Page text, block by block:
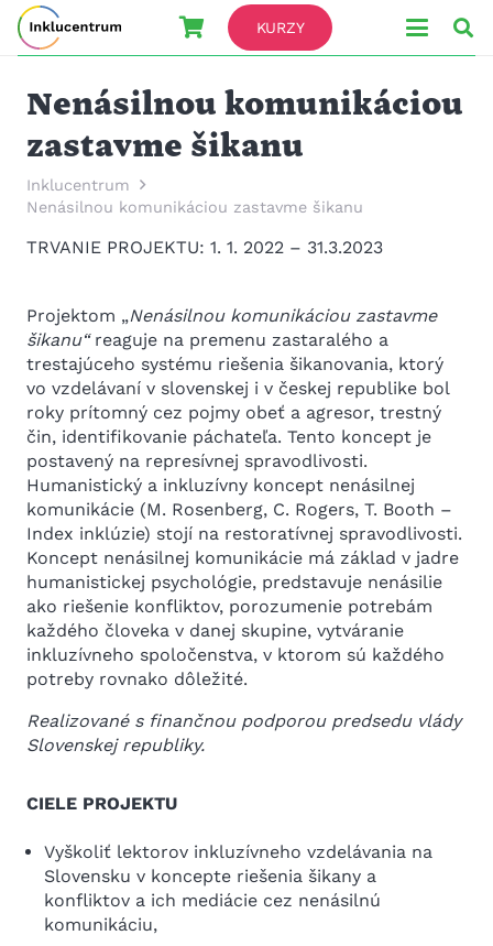
KURZY
Nenásilnou komunikáciou
zastavme šikanu
Inklucentrum
Nenásilnou komunikáciou zastavme šikanu
TRVANIE PROJEKTU: 1. 1. 2022 – 31.3.2023
Projektom „Nenásilnou komunikáciou zastavme
šikanu“ reaguje na premenu zastaralého a
trestajúceho systému riešenia šikanovania, ktorý
vo vzdelávaní v slovenskej i v českej republike bol
roky prítomný cez pojmy obeť a agresor, trestný
čin, identifikovanie páchateľa. Tento koncept je
postavený na represívnej spravodlivosti.
Humanistický a inkluzívny koncept nenásilnej
komunikácie (M. Rosenberg, C. Rogers, T. Booth –
Index inklúzie) stojí na restoratívnej spravodlivosti.
Koncept nenásilnej komunikácie má základ v jadre
humanistickej psychológie, predstavuje nenásilie
ako riešenie konfliktov, porozumenie potrebám
každého človeka v danej skupine, vytváranie
inkluzívneho spoločenstva, v ktorom sú každého
potreby rovnako dôležité.
Realizované s finančnou podporou predsedu vlády
Slovenskej republiky.
CIELE PROJEKTU
Vyškoliť lektorov inkluzívneho vzdelávania na
Slovensku v koncepte riešenia šikany a
konfliktov a ich mediácie cez nenásilnú
komunikáciu,